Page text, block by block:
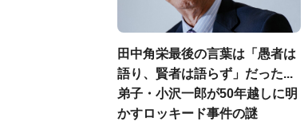
田中角栄最後の言葉は「愚者は
語り、賢者は語らず」だった...
弟子・小沢一郎が50年越しに明
かすロッキード事件の謎